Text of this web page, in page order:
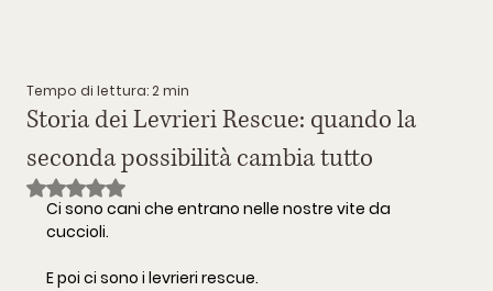
Storia dei Levrieri Rescue: quando la
seconda possibilità cambia tutto
Tempo di lettura: 2 min
Valutazione NaN stelle su 5.
Ci sono cani che entrano nelle nostre vite da
cuccioli.
E poi ci sono i levrieri rescue.